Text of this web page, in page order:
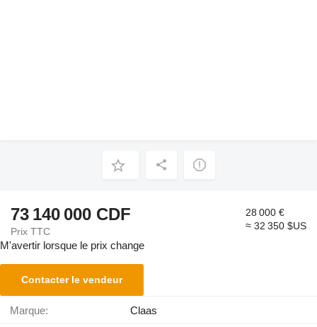
73 140 000 CDF
Prix TTC
28 000 €
≈ 32 350 $US
M'avertir lorsque le prix change
Contacter le vendeur
Marque: Claas